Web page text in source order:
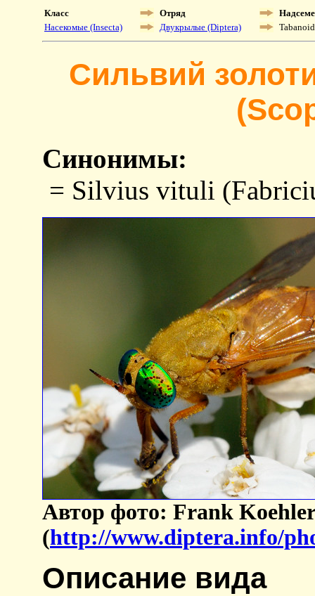
Класс Отряд
Насекомые (Insecta)
Двукрылые (Diptera)
Сильвий
Синонимы:
= Silvius vituli
Автор фото: Frank Koehler
(http://www.diptera.info/
Описание вида